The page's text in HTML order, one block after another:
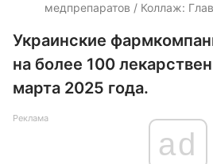
медпрепаратов / Коллаж:
Украинские
на более 100
марта 2025 года.
Реклама
ad